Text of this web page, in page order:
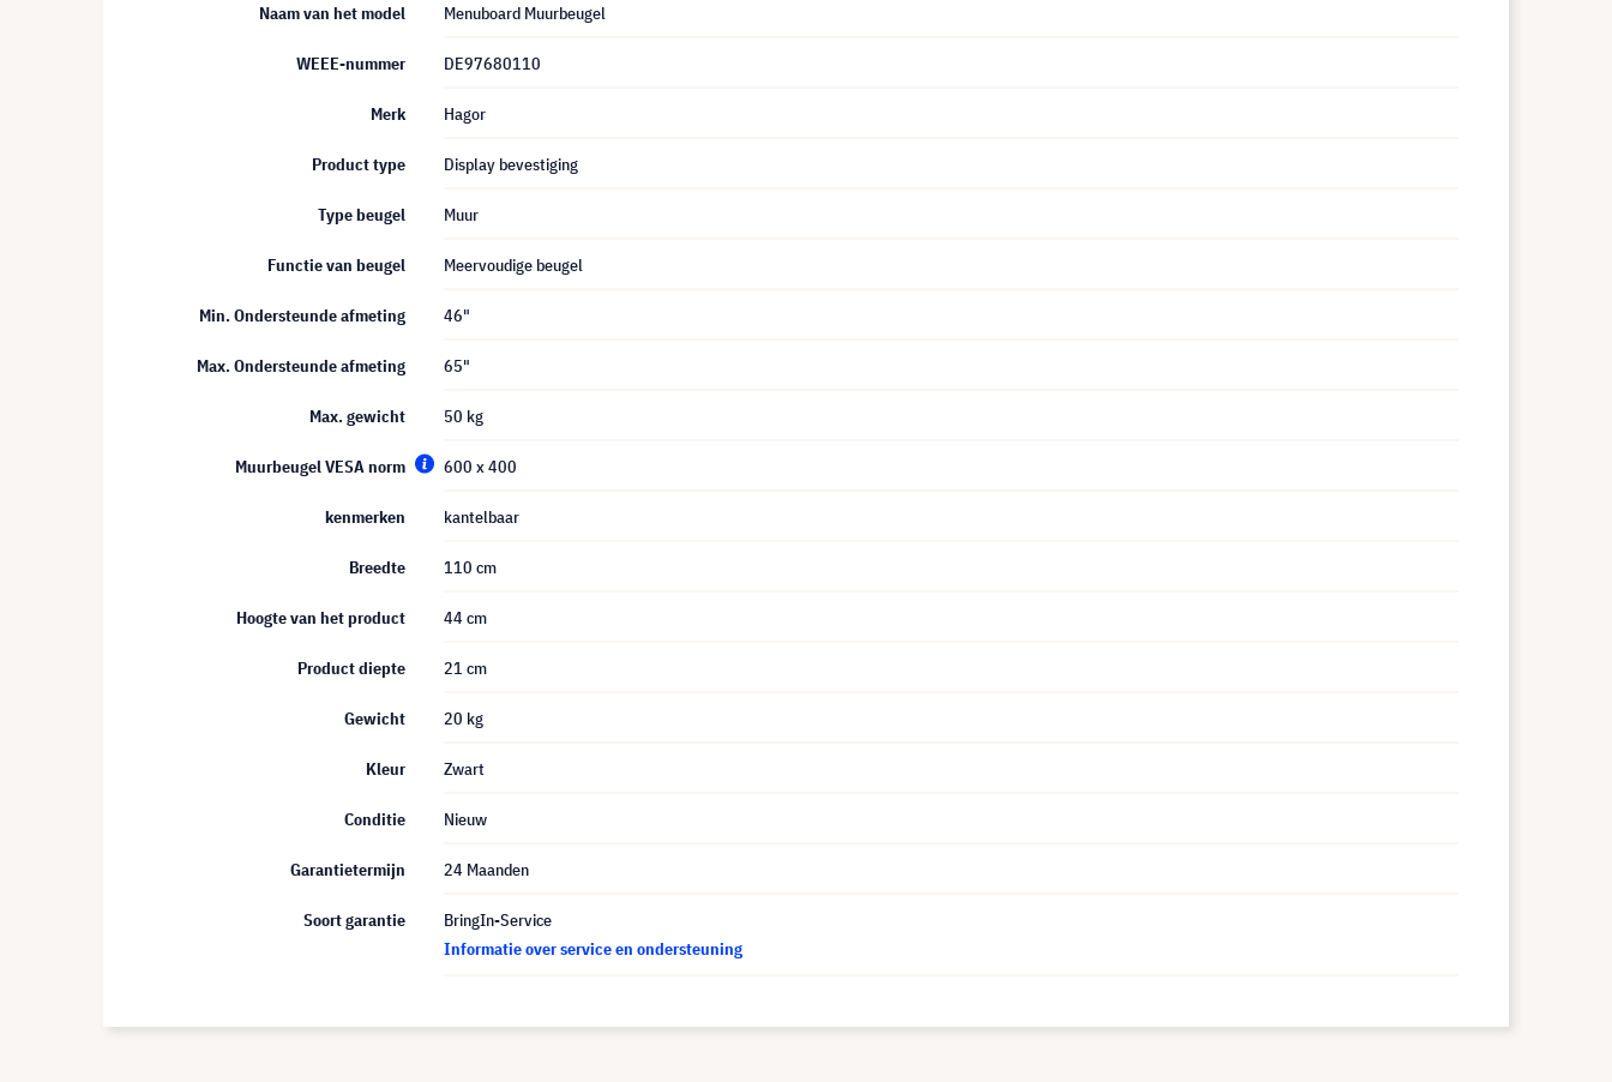
Naam van het model Menuboard Muurbeugel
WEEE-nummer DE97680110
Merk Hagor
Product type Display bevestiging
Type beugel Muur
Functie van beugel Meervoudige beugel
Min. Ondersteunde afmeting 46"
Max. Ondersteunde afmeting 65"
Max. gewicht 50 kg
Muurbeugel VESA norm 600 x 400
kenmerken kantelbaar
Breedte 110 cm
Hoogte van het product 44 cm
Product diepte 21 cm
Gewicht 20 kg
Kleur Zwart
Conditie Nieuw
Garantietermijn 24 Maanden
Soort garantie
BringIn-Service
Informatie over service en ondersteuning